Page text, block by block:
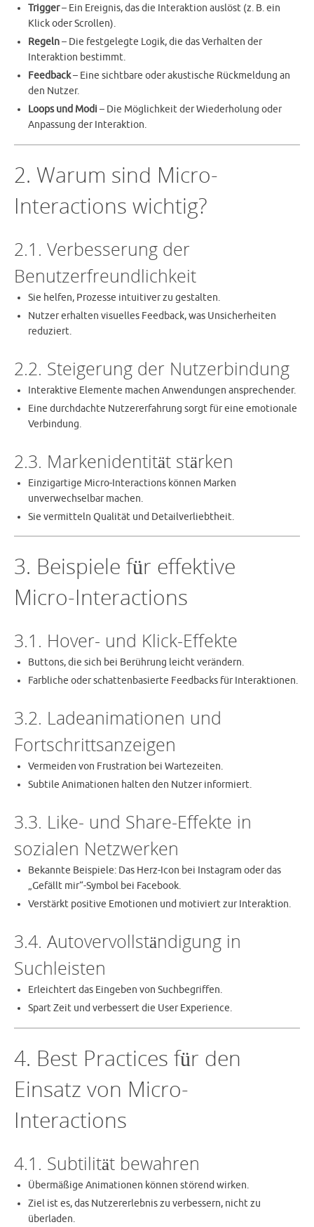
Trigger– Ein Ereignis, das die Interaktion auslöst (z. B. ein
Klick oder Scrollen).
Regeln– Die festgelegte Logik, die das Verhalten der
Interaktion bestimmt.
Feedback– Eine sichtbare oder akustische Rückmeldung an
den Nutzer.
Loops und Modi – Die Möglichkeit der Wiederholung oder
Anpassung der Interaktion.
2. Warum sind Micro-
Interactions wichtig?
2.1. Verbesserung der
Benutzerfreundlichkeit
Sie helfen, Prozesse intuitiver zu gestalten.
Nutzer erhalten visuelles Feedback, was Unsicherheiten
reduziert.
2.2. Steigerung der Nutzerbindung
Interaktive Elemente machen Anwendungen ansprechender.
Eine durchdachte Nutzererfahrung sorgt für eine emotionale
Verbindung.
2.3. Markenidentität stärken
Einzigartige Micro-Interactions können Marken
unverwechselbar machen.
Sie vermitteln Qualität und Detailverliebtheit.
3. Beispiele für effektive
Micro-Interactions
3.1. Hover- und Klick-Effekte
Buttons, die sich bei Berührung leicht verändern.
Farbliche oder schattenbasierte Feedbacks für Interaktionen.
3.2. Ladeanimationen und
Fortschrittsanzeigen
Vermeiden von Frustration bei Wartezeiten.
Subtile Animationen halten den Nutzer informiert.
3.3. Like- und Share-Effekte in
sozialen Netzwerken
Bekannte Beispiele: Das Herz-Icon bei Instagram oder das
„Gefällt mir“-Symbol bei Facebook.
Verstärkt positive Emotionen und motiviert zur Interaktion.
3.4. Autovervollständigung in
Suchleisten
Erleichtert das Eingeben von Suchbegriffen.
Spart Zeit und verbessert die User Experience.
4. Best Practices für den
Einsatz von Micro-
Interactions
4.1. Subtilität bewahren
Übermäßige Animationen können störend wirken.
Ziel ist es, das Nutzererlebnis zu verbessern, nicht zu
überladen.